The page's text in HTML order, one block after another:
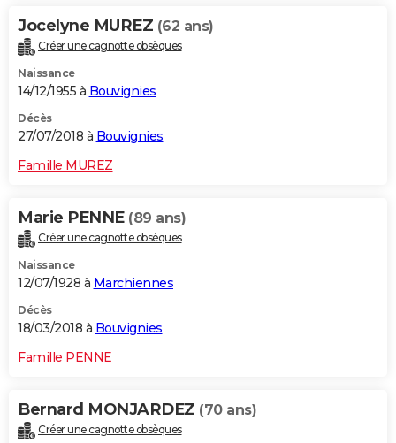
Jocelyne MUREZ (62 ans)
Créer une cagnotte obsèques
Naissance
14/12/1955 à Bouvignies
Décès
27/07/2018 à Bouvignies
Famille MUREZ
Marie PENNE (89 ans)
Créer une cagnotte obsèques
Naissance
12/07/1928 à Marchiennes
Décès
18/03/2018 à Bouvignies
Famille PENNE
Bernard MONJARDEZ (70 ans)
Créer une cagnotte obsèques